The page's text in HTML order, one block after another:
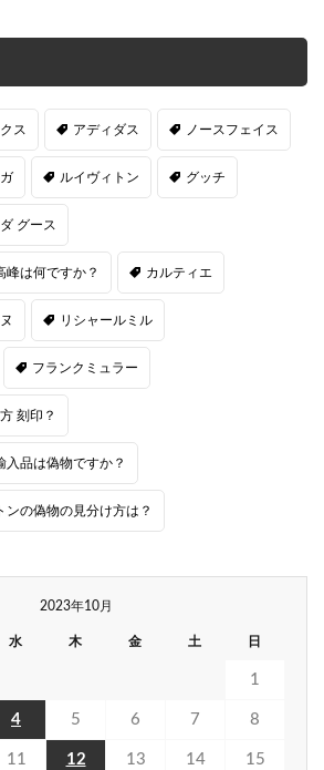
ス アディダス ノースフェイス
ルイヴィトン グッチ
グース
峰は何ですか？ カルティエ
リシャールミル
フランクミュラー
刻印？
入品は偽物ですか？
ンの偽物の見分け方は？
2023年10月
水 木 金 土 日
1
4 5 6 7 8
11 12 13 14 15